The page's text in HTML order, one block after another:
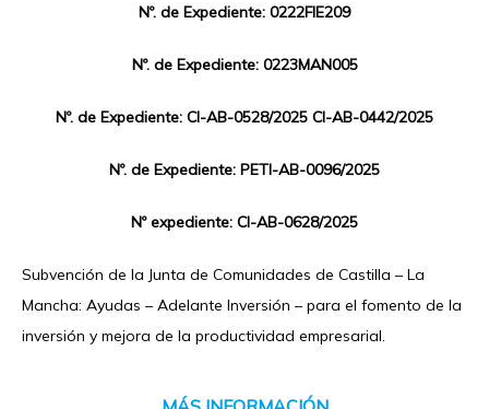
Nº. de Expediente: 0222FIE209
Nº. de Expediente: 0223MAN005
Nº. de Expediente: CI-AB-0528/2025 CI-AB-0442/2025
Nº. de Expediente: PETI-AB-0096/2025
Nº expediente: CI-AB-0628/2025
Subvención de la Junta de Comunidades de Castilla – La
Mancha: Ayudas – Adelante Inversión – para el fomento de la
inversión y mejora de la productividad empresarial.